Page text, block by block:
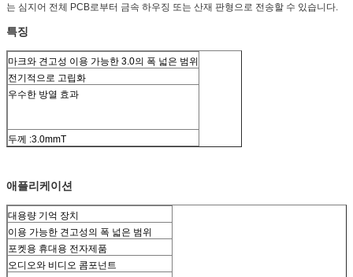
는 심지어 전체 PCB로부터 금속 하우징 또는 산재 판형으로 전송할 수 있습니다.
특징
마크와 견고성 이용 가능한 3.0의 폭 넓은 범위
전기적으로 고립화
우수한 방열 효과
두께 :3.0mmT
애플리케이션
대용량 기억 장치
이용 가능한 견고성의 폭 넓은 범위
포켓용 휴대용 전자제품
오디오와 비디오 콤포넌트